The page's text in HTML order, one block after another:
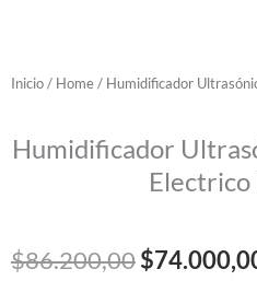
Inicio/ Home/ Humidificador
Humidificador
Electrico
$86.200,00El
$